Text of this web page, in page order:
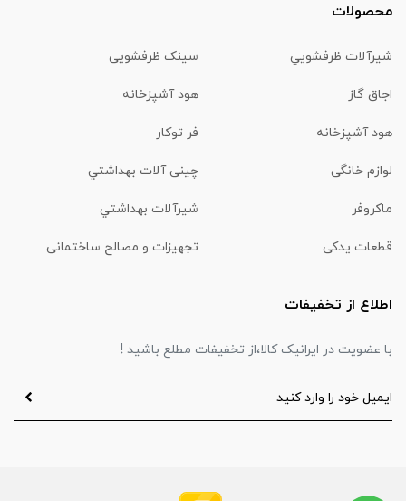
محصولات
شیرآلات ظرفشويي سینک ظرفشویی
اجاق گاز هود آشپزخانه
هود آشپزخانه فر توکار
لوازم خانگی چینی آلات بهداشتي
ماكروفر شیرآلات بهداشتي
قطعات یدکی تجهیزات و مصالح ساختمانی
اطلاع از تخفیفات
با عضویت در ایرانیک کالا،از تخفیفات مطلع باشید !